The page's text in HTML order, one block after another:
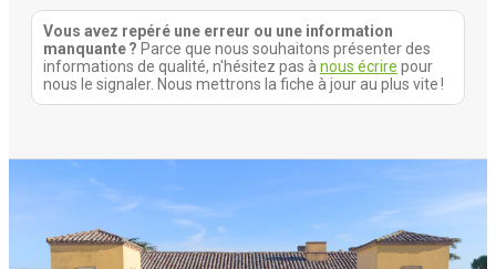
Vous avez repéré une erreur ou une information
manquante ? Parce que nous souhaitons présenter des
informations de qualité, n'hésitez pas à nous écrire pour
nous le signaler. Nous mettrons la fiche à jour au plus vite !